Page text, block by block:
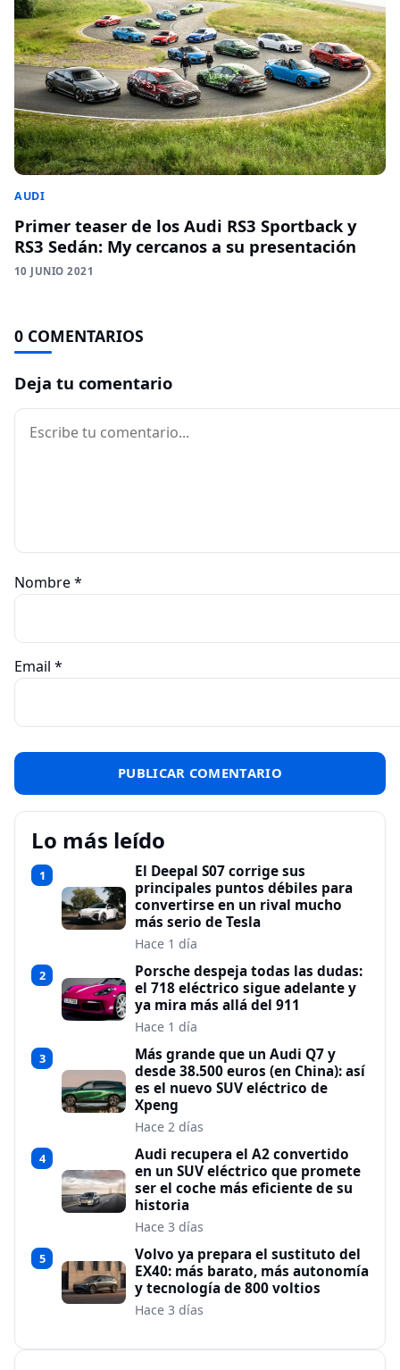
AUDI
Primer teaser de los Audi RS3 Sportback y
RS3 Sedán: My cercanos a su presentación
10 JUNIO 2021
0 COMENTARIOS
Deja tu comentario
Comentario
Nombre*
Email *
Lo más leído
1
El Deepal S07 corrige sus
principales puntos débiles para
convertirse en un rival mucho
más serio de Tesla
Hace 1 día
2
Porsche despeja todas las dudas:
el 718 eléctrico sigue adelante y
ya mira más allá del 911
Hace 1 día
3
Más grande que un Audi Q7 y
desde 38.500 euros (en China): así
es el nuevo SUV eléctrico de
Xpeng
Hace 2 días
4
Audi recupera el A2 convertido
en un SUV eléctrico que promete
ser el coche más eficiente de su
historia
Hace 3 días
5
Volvo ya prepara el sustituto del
EX40: más barato, más autonomía
y tecnología de 800 voltios
Hace 3 días